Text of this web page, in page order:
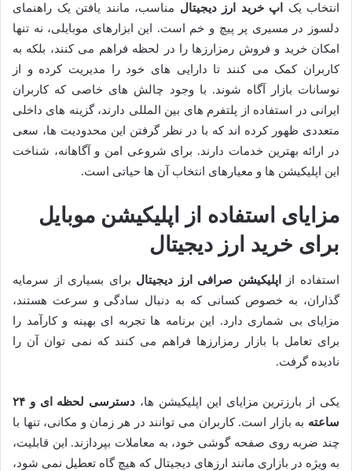
انتخاب یک
اپ خرید ارز دیجیتال مناسب، مانند یافتن یک راهنمای
دلسوز در مسیری پر پیچ و خم است. این ابزارهای موبایلی، نه تنها
امکان خرید و فروش رمزارزها را در لحظه فراهم می کنند، بلکه به
کاربران کمک می کنند تا دارایی های خود را مدیریت کرده و از
نوسانات بازار آگاه شوند. با وجود چالش های خاصی که کاربران
ایرانی در استفاده از پلتفرم های بین المللی دارند، گزینه های داخلی
متعددی ظهور کرده اند که با در نظر گرفتن این محدودیت ها، سعی
در ارائه بهترین خدمات دارند. برای شروعی امن و آگاهانه، شناخت
این اپلیکیشن ها و معیارهای انتخاب آن ها حیاتی است.
مزایای استفاده از اپلیکیشن موبایل
برای خرید ارز دیجیتال
استفاده از اپلیکیشن صرافی ارز دیجیتال برای بسیاری از سرمایه
گذاران، به خصوص کسانی که به دنبال سادگی و سرعت هستند،
مزایای بی شماری دارد. این برنامه ها تجربه ای بهینه و کارآمد را
برای تعامل با بازار رمزارزها فراهم می کنند که نمی توان آن را
نادیده گرفت.
یکی از بارزترین مزایای این اپلیکیشن ها،
دسترسی لحظه ای و ۲۴
ساعته به بازار است. کاربران می توانند در هر زمان و مکانی، تنها با
چند ضربه روی صفحه گوشی خود، به معاملات بپردازند. این قابلیت،
به ویژه در بازاری مانند ارزهای دیجیتال که هیچ گاه تعطیل نمی شود،